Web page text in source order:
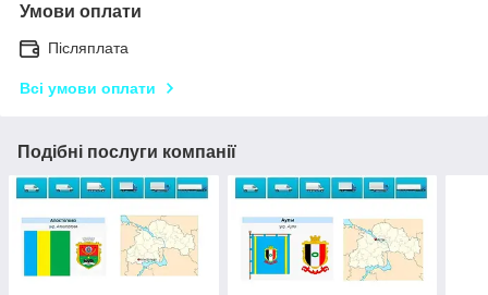
Умови оплати
Післяплата
Всі умови оплати
Подібні послуги компанії